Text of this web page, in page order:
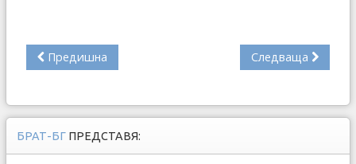
Предишна Следваща
БРАТ-БГ ПРЕДСТАВЯ: